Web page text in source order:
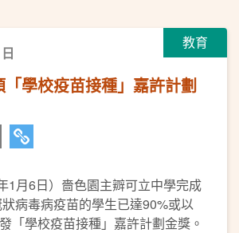
教育
學校疫苗接種」嘉許計劃
1月6日）嗇色園主辧可立中學完成
病毒病疫苗的學生已達90%或以
「學校疫苗接種」嘉許計劃金獎。